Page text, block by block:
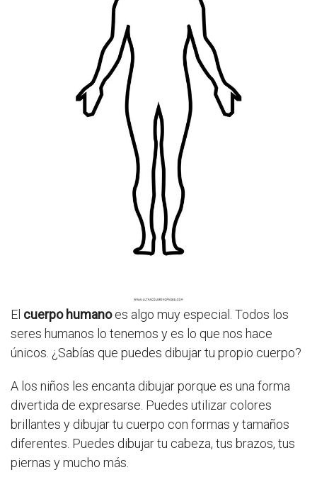
El cuerpo humanoes algo muy especial. Todos los
seres humanos lo tenemos y es lo que nos hace
únicos. ¿Sabías que puedes dibujar tu propio cuerpo?
A los niños les encanta dibujar porque es una forma
divertida de expresarse. Puedes utilizar colores
brillantes y dibujar tu cuerpo con formas y tamaños
diferentes. Puedes dibujar tu cabeza, tus brazos, tus
piernas y mucho más.